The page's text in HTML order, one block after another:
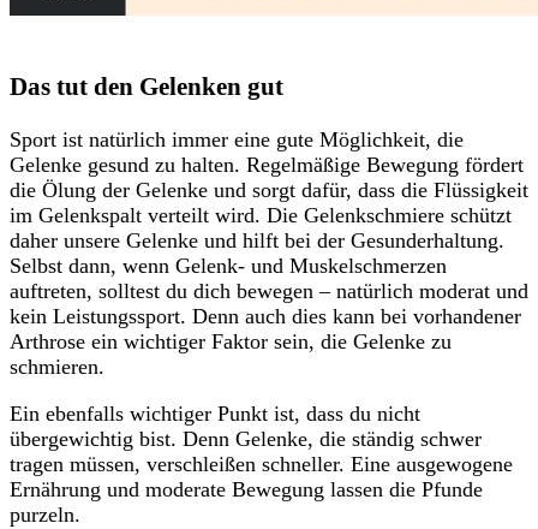
Das tut den Gelenken gut
Sport ist natürlich immer eine gute Möglichkeit, die
Gelenke gesund zu halten. Regelmäßige Bewegung fördert
die Ölung der Gelenke und sorgt dafür, dass die Flüssigkeit
im Gelenkspalt verteilt wird. Die Gelenkschmiere schützt
daher unsere Gelenke und hilft bei der Gesunderhaltung.
Selbst dann, wenn Gelenk- und Muskelschmerzen
auftreten, solltest du dich bewegen – natürlich moderat und
kein Leistungssport. Denn auch dies kann bei vorhandener
Arthrose ein wichtiger Faktor sein, die Gelenke zu
schmieren.
Ein ebenfalls wichtiger Punkt ist, dass du nicht
übergewichtig bist. Denn Gelenke, die ständig schwer
tragen müssen, verschleißen schneller. Eine ausgewogene
Ernährung und moderate Bewegung lassen die Pfunde
purzeln.